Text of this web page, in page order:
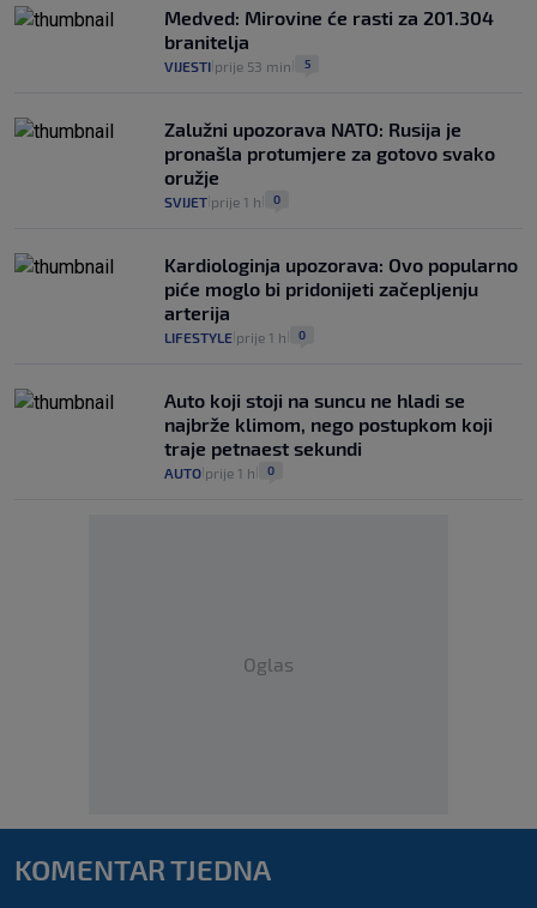
Medved: Mirovine će rasti za 201.304
branitelja
VIJESTI prije 53 min 5
Zalužni upozorava NATO: Rusija je
pronašla protumjere za gotovo svako
oružje
SVIJET prije 1 h 0
Kardiologinja upozorava: Ovo popularno
piće moglo bi pridonijeti začepljenju
arterija
LIFESTYLE prije 1 h 0
Auto koji stoji na suncu ne hladi se
najbrže klimom, nego postupkom koji
traje petnaest sekundi
AUTO prije 1 h 0
Oglas
KOMENTAR TJEDNA